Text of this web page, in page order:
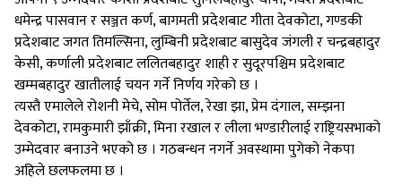
धमेन्द्र पासवान र सञ्जत कर्ण, बागमती प्रदेशबाट गीता देवकोटा, गण्डकी
प्रदेशबाट जगत तिमल्सिना, लुम्बिनी प्रदेशबाट बासुदेव जंगली र चन्द्रबहादुर
केसी, कर्णाली प्रदेशबाट ललितबहादुर शाही र सुदूरपश्चिम प्रदेशबाट
खम्मबहादुर खातीलाई चयन गर्ने निर्णय गरेको छ ।
त्यस्तै एमालेले रोशनी मेचे, सोम पोर्तेल, रेखा झा, प्रेम दंगाल, सम्झना
देवकोटा, रामकुमारी झाँक्री, मिना रखाल र लीला भण्डारीलाई राष्ट्रियसभाको
उम्मेदवार बनाउने भएको छ । गठबन्धन नगर्ने अवस्थामा पुगेको नेकपा
अहिले छलफलमा छ ।